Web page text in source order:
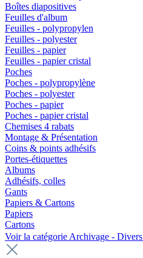
Boîtes diapositives
Feuilles d'album
Feuilles - polypropylen
Feuilles - polyester
Feuilles - papier
Feuilles - papier cristal
Poches
Poches - polypropylène
Poches - polyester
Poches - papier
Poches - papier cristal
Chemises 4 rabats
Montage & Présentation
Coins & points adhésifs
Portes-étiquettes
Albums
Adhésifs, colles
Gants
Papiers & Cartons
Papiers
Cartons
Voir la catégorie Archivage - Divers